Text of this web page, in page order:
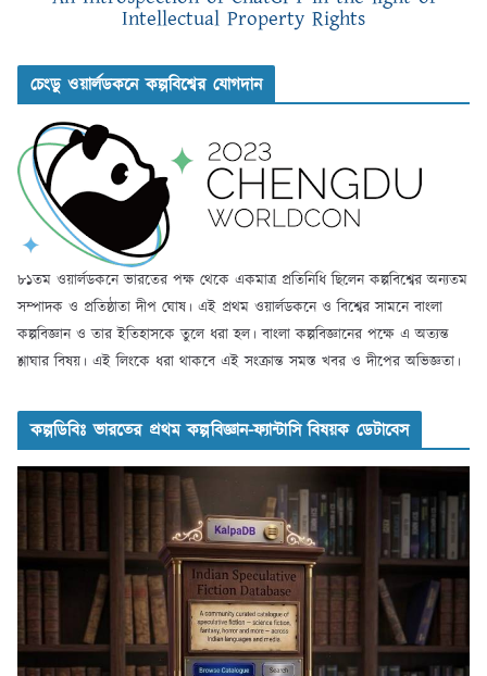
Intellectual Property Rights
চেংডু ওয়ার্লডকনে কল্পবিশ্বের যোগদান
৮১তম ওয়ার্লডকনে ভারতের পক্ষ থেকে একমাত্র প্রতিনিধি ছিলেন কল্পবিশ্বের অন্যতম
সম্পাদক ও প্রতিষ্ঠাতা দীপ ঘোষ। এই প্রথম ওয়ার্লডকনে ও বিশ্বের সামনে বাংলা
কল্পবিজ্ঞান ও তার ইতিহাসকে তুলে ধরা হল। বাংলা কল্পবিজ্ঞানের পক্ষে এ অত্যন্ত
শ্লাঘার বিষয়। এই লিংকে ধরা থাকবে এই সংক্রান্ত সমস্ত খবর ও দীপের অভিজ্ঞতা।
কল্পডিবিঃ ভারতের প্রথম কল্পবিজ্ঞান-ফ্যান্টাসি বিষয়ক ডেটাবেস